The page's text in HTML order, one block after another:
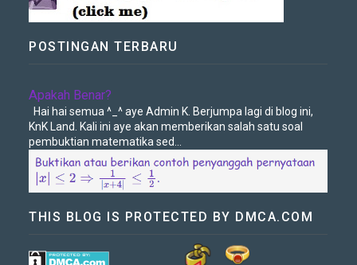
POSTINGAN TERBARU
Apakah Benar?
Hai hai semua ^_^ aye Admin K. Berjumpa lagi di blog ini,
KnK Land. Kali ini aye akan memberikan salah satu soal
pembuktian matematika sed...
THIS BLOG IS PROTECTED BY DMCA.COM